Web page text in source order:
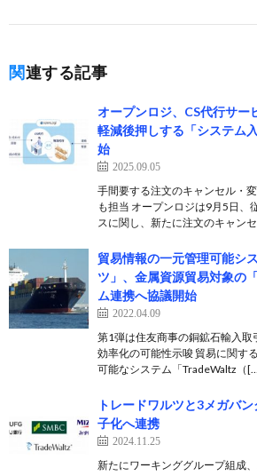
関連する記事
オープンロジ、CS代行サー
軽減後押しする「システム
始
2025.09.05
手間要する注文のキャンセル・
も担当 オープンロジは9月5日、
スに関し、新たに注文のキャン
貿易情報の一元管理可能シ
ツ」、金属資源貿易対象の
ム連携へ協議開始
2022.04.09
第1弾は住友商事の銅鉱石輸入
効率化の可能性示唆 貿易に関す
可能なシステム「TradeWaltz（
トレードワルツと3メガバ
子化へ連携
2024.11.25
新たにワーキンググループ組成